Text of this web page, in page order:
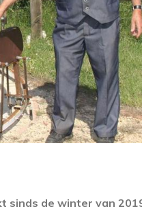
sinds de winter van